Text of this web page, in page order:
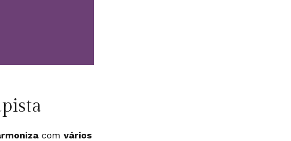
com vários